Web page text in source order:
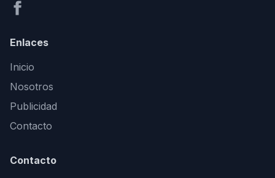
Enlaces
Inicio
Nosotros
Publicidad
Contacto
Contacto